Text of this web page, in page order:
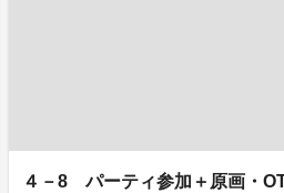
４－8 パーティ参加＋原画・